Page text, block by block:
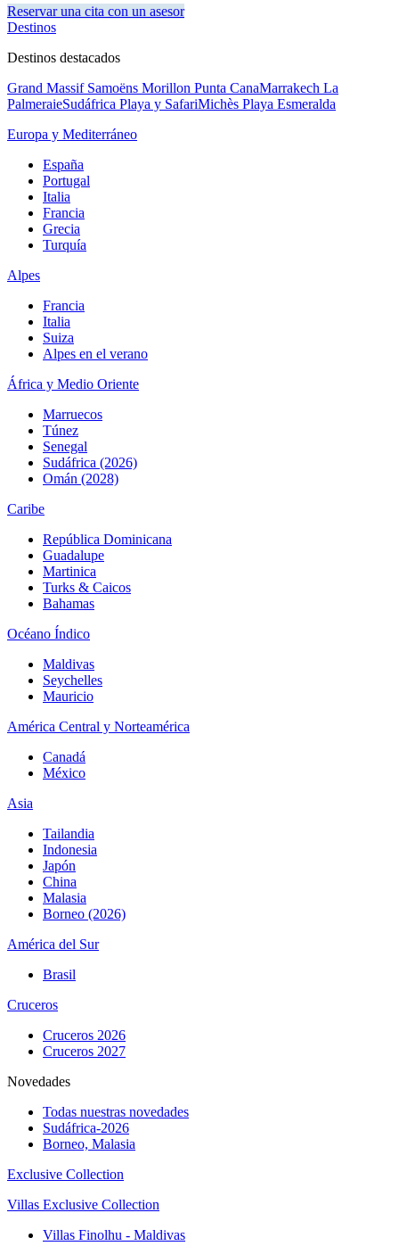
Reservar una cita con un asesor
Destinos
Destinos destacados
Grand Massif Samoëns Morillon Punta CanaMarrakech La
PalmeraieSudáfrica Playa y SafariMichès Playa Esmeralda
Europa y Mediterráneo
España
Portugal
Italia
Francia
Grecia
Turquía
Alpes
Francia
Italia
Suiza
Alpes en el verano
África y Medio Oriente
Marruecos
Túnez
Senegal
Sudáfrica (2026)
Omán (2028)
Caribe
República Dominicana
Guadalupe
Martinica
Turks & Caicos
Bahamas
Océano Índico
Maldivas
Seychelles
Mauricio
América Central y Norteamérica
Canadá
México
Asia
Tailandia
Indonesia
Japón
China
Malasia
Borneo (2026)
América del Sur
Brasil
Cruceros
Cruceros 2026
Cruceros 2027
Novedades
Todas nuestras novedades
Sudáfrica-2026
Borneo, Malasia
Exclusive Collection
Villas Exclusive Collection
Villas Finolhu - Maldivas